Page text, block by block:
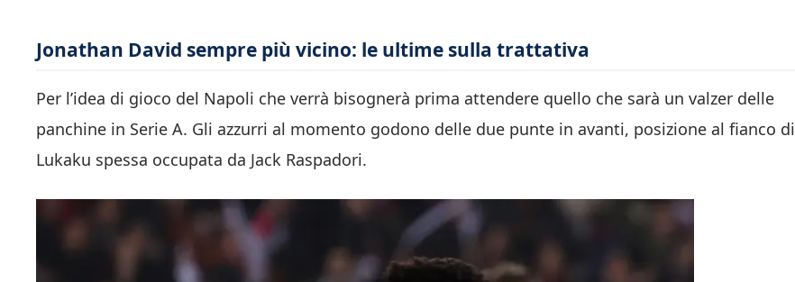
Jonathan David sempre più vicino: le ultime sulla trattativa
Per l’idea di gioco del Napoli che verrà bisognerà prima attendere quello che sarà un valzer delle
panchine in Serie A. Gli azzurri al momento godono delle due punte in avanti, posizione al fianco di
Lukaku spessa occupata da Jack Raspadori.